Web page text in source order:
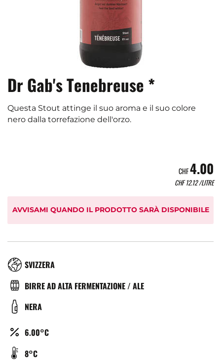
Dr Gab's Tenebreuse *
Questa Stout attinge il suo aroma e il suo colore
nero dalla torrefazione dell'orzo.
CHF4.00
CHF12.12/LITRE
AVVISAMI QUANDO IL PRODOTTO SARÀ DISPONIBILE
RÉGION
SVIZZERA
TYPE
BIÈRE
BIRRE AD ALTA FERMENTAZIONE / ALE
COULEUR
NERA
ALCOOL
6.00°C
TEMPÉRATURE
8°C